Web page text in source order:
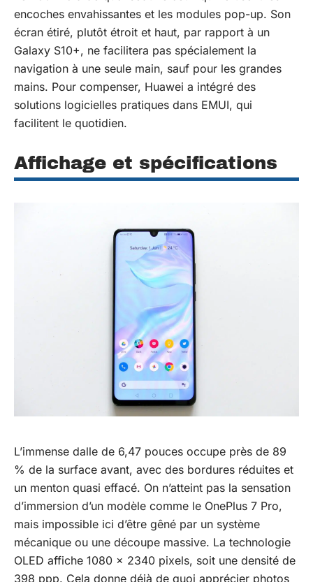
encoches envahissantes et les modules pop-up. Son
écran étiré, plutôt étroit et haut, par rapport à un
Galaxy S10+, ne facilitera pas spécialement la
navigation à une seule main, sauf pour les grandes
mains. Pour compenser, Huawei a intégré des
solutions logicielles pratiques dans EMUI, qui
facilitent le quotidien.
Affichage et spécifications
L’immense dalle de 6,47 pouces occupe près de 89
% de la surface avant, avec des bordures réduites et
un menton quasi effacé. On n’atteint pas la sensation
d’immersion d’un modèle comme le OnePlus 7 Pro,
mais impossible ici d’être gêné par un système
mécanique ou une découpe massive. La technologie
OLED affiche 1080 x 2340 pixels, soit une densité de
398 ppp. Cela donne déjà de quoi apprécier photos